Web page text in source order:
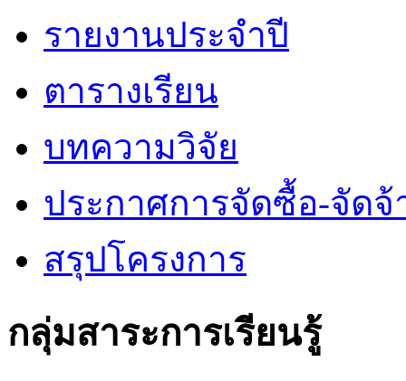
รายงานประจำปี
ตารางเรียน
บทความวิจัย
ประกาศการจัดซื้อ-จัดจ้
สรุปโครงการ
กลุ่มสาระการเรียนรู้